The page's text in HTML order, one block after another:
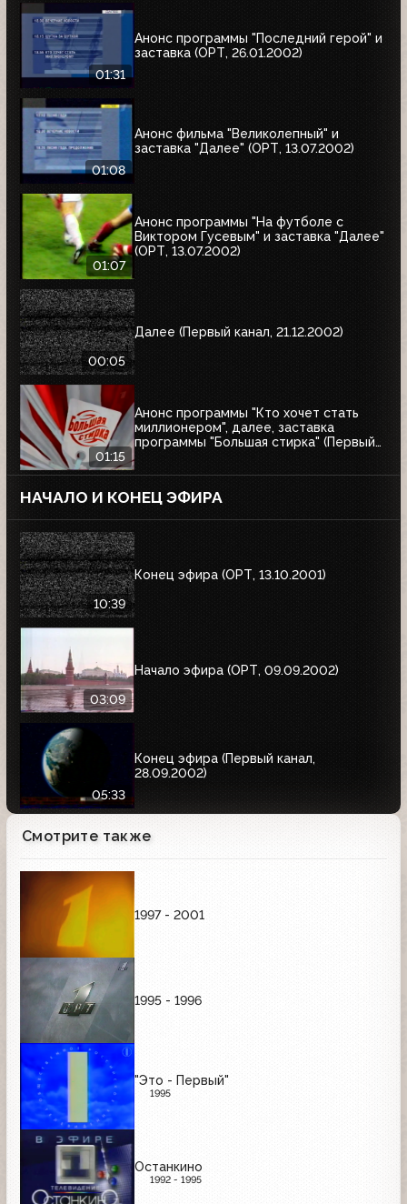
01:31
Анонс программы "Последний герой" и
заставка (ОРТ, 26.01.2002)
01:08
Анонс фильма "Великолепный" и
заставка "Далее" (ОРТ, 13.07.2002)
01:07
Анонс программы "На футболе с
Виктором Гусевым" и заставка "Далее"
(ОРТ, 13.07.2002)
00:05
Далее (Первый канал, 21.12.2002)
01:15
Анонс программы "Кто хочет стать
миллионером", далее, заставка
программы "Большая стирка" (Первый
НАЧАЛО И КОНЕЦ ЭФИРА
10:39
Конец эфира (ОРТ, 13.10.2001)
03:09
Начало эфира (ОРТ, 09.09.2002)
05:33
Конец эфира (Первый канал,
28.09.2002)
Смотрите также
1997 - 2001
1995 - 1996
"Это - Первый"
1995
Останкино
1992 - 1995